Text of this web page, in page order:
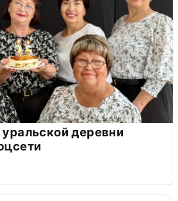
деревни